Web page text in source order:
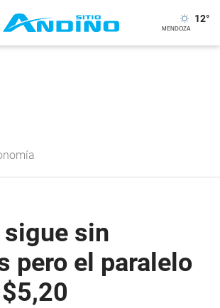
12°
sigue sin
pero el paralelo